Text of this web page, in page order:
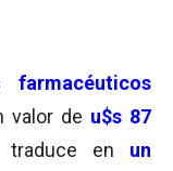
farmacéuticos
valor de u$s 87
en un